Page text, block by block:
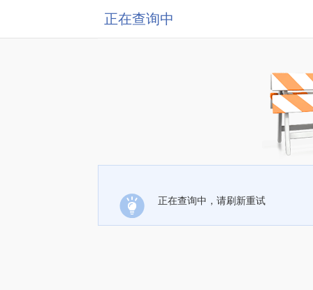
正在查询中
正在查询中，请刷新重试